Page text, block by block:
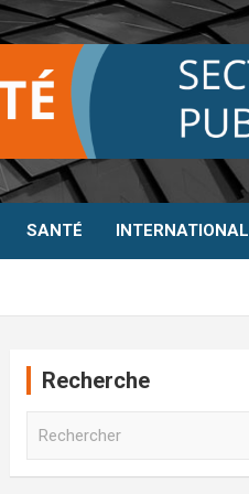
SANTÉ INTERNATIONAL
Recherche